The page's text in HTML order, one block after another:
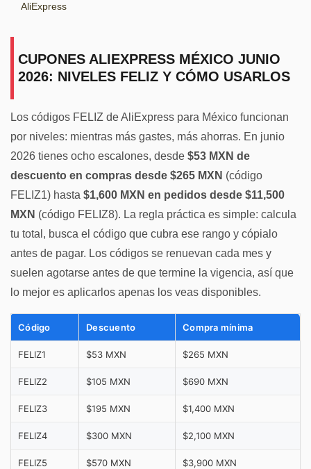
AliExpress
CUPONES ALIEXPRESS MÉXICO JUNIO
2026: NIVELES FELIZ Y CÓMO USARLOS
Los códigos FELIZ de AliExpress para México funcionan
por niveles: mientras más gastes, más ahorras. En junio
2026 tienes ocho escalones, desde $53 MXN de
descuento en compras desde $265 MXN (código
FELIZ1) hasta $1,600 MXN en pedidos desde $11,500
MXN (código FELIZ8). La regla práctica es simple: calcula
tu total, busca el código que cubra ese rango y cópialo
antes de pagar. Los códigos se renuevan cada mes y
suelen agotarse antes de que termine la vigencia, así que
lo mejor es aplicarlos apenas los veas disponibles.
Código Descuento Compra mínima
FELIZ1 $53 MXN $265 MXN
FELIZ2 $105 MXN $690 MXN
FELIZ3 $195 MXN $1,400 MXN
FELIZ4 $300 MXN $2,100 MXN
FELIZ5 $570 MXN $3,900 MXN